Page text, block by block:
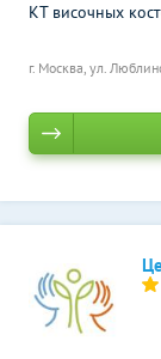
г. Москва, ул.
КТ височных